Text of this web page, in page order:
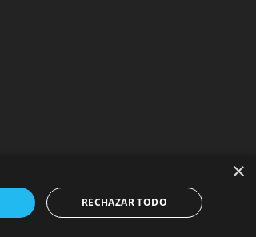
×
RECHAZAR TODO